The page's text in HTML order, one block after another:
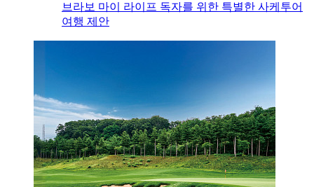
브라보 마이 라이프 독자를 위한 특별한 사케투어
여행 제안